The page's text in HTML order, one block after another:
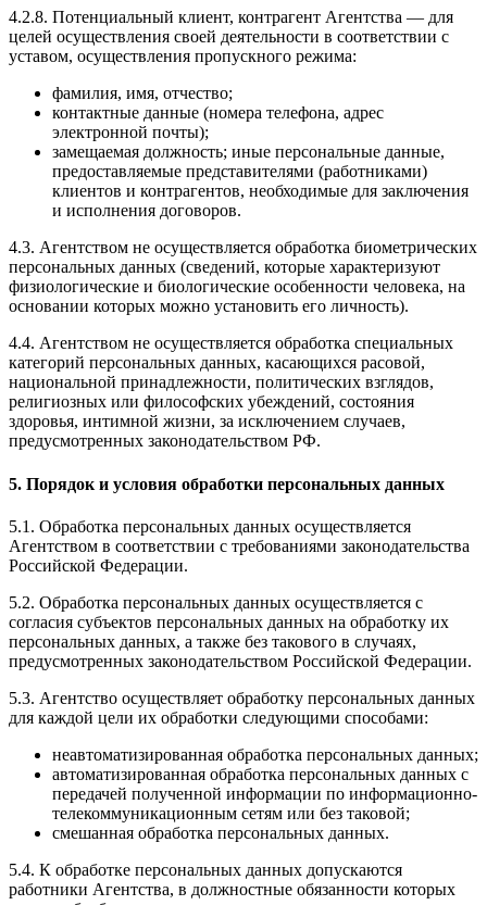
4.2.8. Потенциальный клиент, контрагент Агентства — для
целей осуществления своей деятельности в соответствии с
уставом, осуществления пропускного режима:
фамилия, имя, отчество;
контактные данные (номера телефона, адрес
электронной почты);
замещаемая должность; иные персональные данные,
предоставляемые представителями (работниками)
клиентов и контрагентов, необходимые для заключения
и исполнения договоров.
4.3. Агентством не осуществляется обработка биометрических
персональных данных (сведений, которые характеризуют
физиологические и биологические особенности человека, на
основании которых можно установить его личность).
4.4. Агентством не осуществляется обработка специальных
категорий персональных данных, касающихся расовой,
национальной принадлежности, политических взглядов,
религиозных или философских убеждений, состояния
здоровья, интимной жизни, за исключением случаев,
предусмотренных законодательством РФ.
5. Порядок и условия обработки персональных данных
5.1. Обработка персональных данных осуществляется
Агентством в соответствии с требованиями законодательства
Российской Федерации.
5.2. Обработка персональных данных осуществляется с
согласия субъектов персональных данных на обработку их
персональных данных, а также без такового в случаях,
предусмотренных законодательством Российской Федерации.
5.3. Агентство осуществляет обработку персональных данных
для каждой цели их обработки следующими способами:
неавтоматизированная обработка персональных данных;
автоматизированная обработка персональных данных с
передачей полученной информации по информационно-
телекоммуникационным сетям или без таковой;
смешанная обработка персональных данных.
5.4. К обработке персональных данных допускаются
работники Агентства, в должностные обязанности которых